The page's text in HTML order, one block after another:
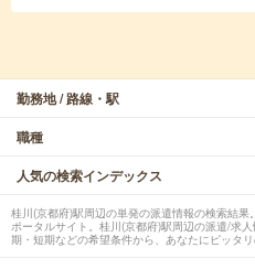
勤務地 / 路線・駅
職種
人気の検索インデックス
桂川(京都府)駅周辺の単発の派遣情報の検索結
ポータルサイト。桂川(京都府)駅周辺の派遣/求
期・短期などの希望条件から、あなたにピッタリ